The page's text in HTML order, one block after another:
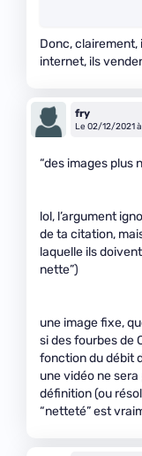
Donc,
internet, ils
fry
Le 02/12/2021
“des images plus
lol, l’argument
de ta citation,
laquelle ils
nette”)
une image fixe,
si des fourbes de
fonction du débit
une vidéo ne sera
définition (ou
“netteté” est